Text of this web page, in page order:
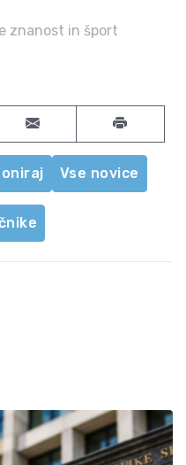
znanost in šport
on TwitterShare by email
Vse novice